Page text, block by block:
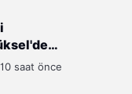
10 saat önce